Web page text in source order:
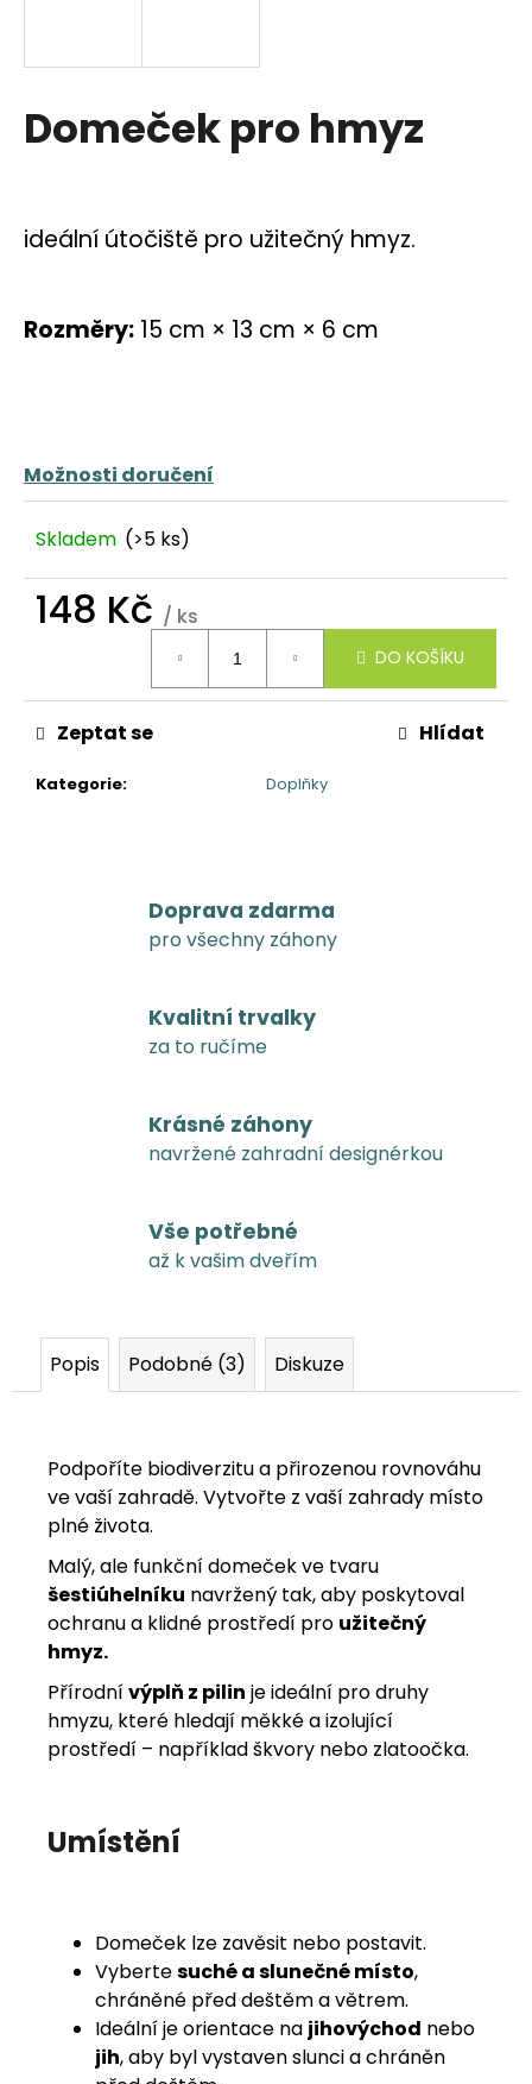
Domeček pro hmyz
ideální útočiště pro užitečný hmyz.
Rozměry: 15 cm × 13 cm × 6 cm
Možnosti doručení
Skladem (>5 ks)
148 Kč / ks
DO KOŠÍKU
Kategorie: Doplňky
Zeptat se Hlídat
Doprava zdarma
pro všechny záhony
Kvalitní trvalky
za to ručíme
Krásné záhony
navržené zahradní designérkou
Vše potřebné
až k vašim dveřím
Popis Podobné (3) Diskuze
Podpoříte biodiverzitu a přirozenou rovnováhu
ve vaší zahradě. Vytvořte z vaší zahrady místo
plné života.
Malý, ale funkční domeček ve tvaru
šestiúhelníku navržený tak, aby poskytoval
ochranu a klidné prostředí pro užitečný
hmyz.
Přírodnívýplň z pilin je ideální pro druhy
hmyzu, které hledají měkké a izolující
prostředí – například škvory nebo zlatoočka.
Umístění
Domeček lze zavěsit nebo postavit.
Vybertesuché a slunečné místo,
chráněné před deštěm a větrem.
Ideální je orientace na jihovýchod nebo
jih,aby byl vystaven slunci a chráněn
j
t
?
r
u
č
j